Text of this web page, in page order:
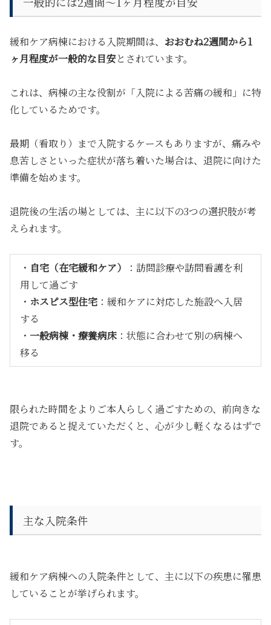
緩和ケア病棟における入院期間は、 おおむね2週間から1
ヶ月程度が一般的な目安とされています。
これは、病棟の主な役割が「入院による苦痛の緩和」に特
化しているためです。
最期（看取り）まで入院するケースもありますが、痛みや
息苦しさといった症状が落ち着いた場合は、退院に向けた
準備を始めます。
退院後の生活の場としては、主に以下の3つの選択肢が考
えられます。
・ 自宅（在宅緩和ケア）
：訪問診療や訪問看護を利
用して過ごす
・ ホスピス型住宅：緩和ケアに対応した施設へ入居
する
・ 一般病棟・療養病床 ：状態に合わせて別の病棟へ
移る
限られた時間をよりご本人らしく過ごすための、前向きな
退院であると捉えていただくと、心が少し軽くなるはずで
す。
主な入院条件
緩和ケア病棟への入院条件として、主に以下の疾患に罹患
していることが挙げられます。